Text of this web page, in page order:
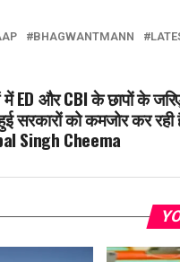
BHAGWANTMANN
में ED और CBI के छापों के
सरकारों को कमजोर कर रही
Singh Cheema